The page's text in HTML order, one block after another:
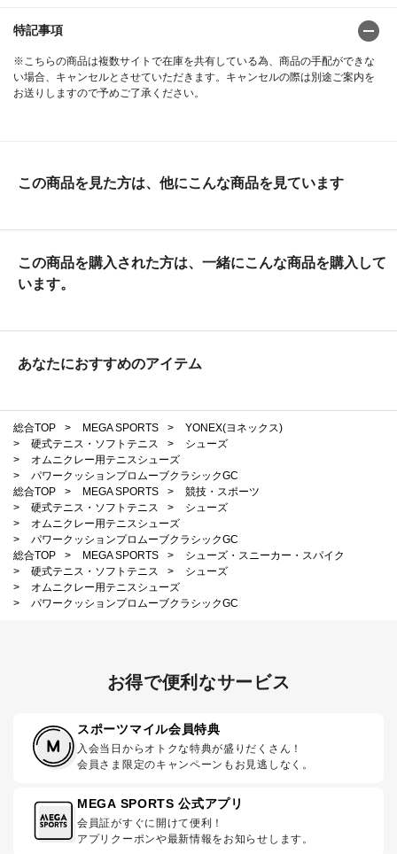
特記事項
※こちらの商品は複数サイトで在庫を共有している為、商品の手配ができな
い場合、キャンセルとさせていただきます。キャンセルの際は別途ご案内を
お送りしますので予めご了承ください。
この商品を見た方は、他にこんな商品を見ています
この商品を購入された方は、一緒にこんな商品を購入して
います。
あなたにおすすめのアイテム
総合TOP > MEGA SPORTS >
YONEX(ヨネックス)
>
硬式テニス・ソフトテニス >
シューズ
>
オムニクレー用テニスシューズ
>
パワークッションプロムーブクラシックGC
総合TOP
> MEGA SPORTS >
競技・スポーツ
>
硬式テニス・ソフトテニス >
シューズ
>
オムニクレー用テニスシューズ
>
パワークッションプロムーブクラシックGC
総合TOP
> MEGA SPORTS >
シューズ・スニーカー・スパイク
>
硬式テニス・ソフトテニス >
シューズ
>
オムニクレー用テニスシューズ
>
パワークッションプロムーブクラシックGC
お得で便利なサービス
スポーツマイル会員特典
入会当日からオトクな特典が盛りだくさん！
会員さま限定のキャンペーンもお見逃しなく。
MEGA SPORTS 公式アプリ
会員証がすぐに開けて便利！
アプリクーポンや最新情報をお知らせします。